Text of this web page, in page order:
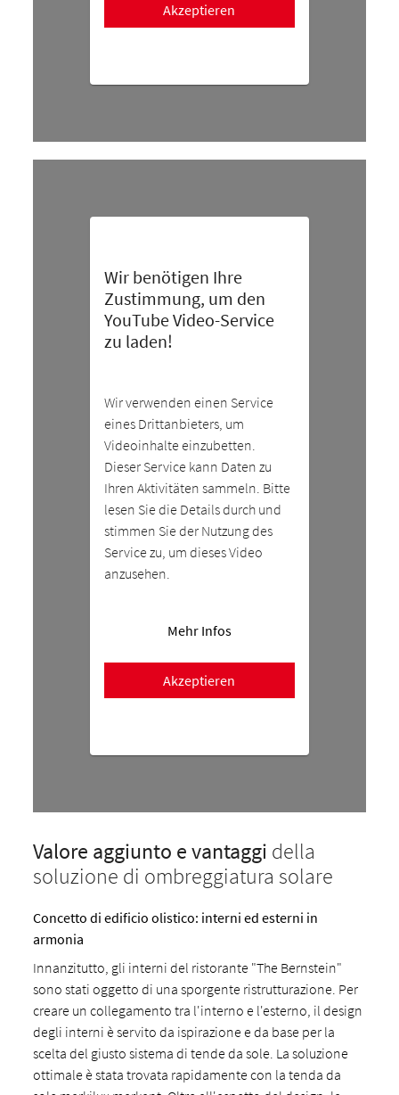
Akzeptieren
Wir benötigen Ihre
Zustimmung, um den
YouTube Video-Service
zu laden!
Wir verwenden einen Service
eines Drittanbieters, um
Videoinhalte einzubetten.
Dieser Service kann Daten zu
Ihren Aktivitäten sammeln. Bitte
lesen Sie die Details durch und
stimmen Sie der Nutzung des
Service zu, um dieses Video
anzusehen.
Mehr Infos
Akzeptieren
Valore aggiunto e vantaggi della
soluzione di ombreggiatura solare
Concetto di edificio olistico: interni ed esterni in
armonia
Innanzitutto, gli interni del ristorante "The Bernstein"
sono stati oggetto di una sporgente ristrutturazione. Per
creare un collegamento tra l'interno e l'esterno, il design
degli interni è servito da ispirazione e da base per la
scelta del giusto sistema di tende da sole. La soluzione
ottimale è stata trovata rapidamente con la tenda da